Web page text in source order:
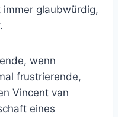
glaubwürdig,
wenn
frustrierende,
Vincent van
eines